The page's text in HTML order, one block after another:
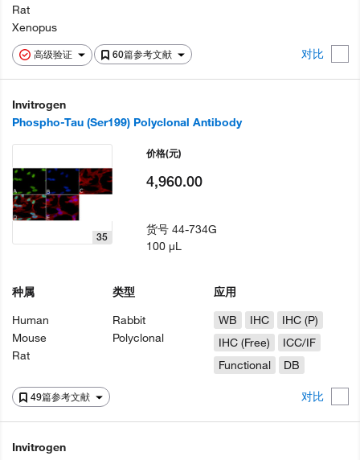
高级验证 60篇参考文献 对比
Rat
Xenopus
Invitrogen
Phospho-Tau (Ser199) Polyclonal Antibody
49篇参考文献 对比
35
种属
Human
Mouse
Rat
类型
Rabbit
Polyclonal
应用
WB
IHC
IHC (P)
IHC (Free)
ICC/IF
Functional
DB
价格(元)
4,960.00
货号44-734G
100 µL
Invitrogen